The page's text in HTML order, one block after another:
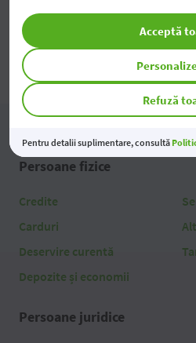
Persoane fizice
Credite
Carduri
Deservire curentă
Depozite și economii
Persoane juridice
Refuză
Acceptă
Pentru detalii suplimentare, consultă